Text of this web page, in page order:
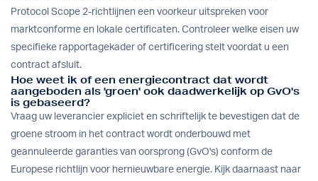
Protocol Scope 2-richtlijnen een voorkeur uitspreken voor
marktconforme en lokale certificaten. Controleer welke eisen uw
specifieke rapportagekader of certificering stelt voordat u een
contract afsluit.
Hoe weet ik of een energiecontract dat wordt
aangeboden als 'groen' ook daadwerkelijk op GvO's
is gebaseerd?
Vraag uw leverancier expliciet en schriftelijk te bevestigen dat de
groene stroom in het contract wordt onderbouwd met
geannuleerde garanties van oorsprong (GvO's) conform de
Europese richtlijn voor hernieuwbare energie. Kijk daarnaast naar